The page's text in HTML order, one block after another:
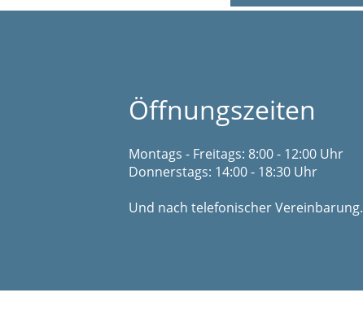
Öffnungszeiten
Montags - Freitags: 8:00 - 12:00 Uhr
Donnerstags: 14:00 - 18:30 Uhr
Und nach telefonischer Vereinbarung.